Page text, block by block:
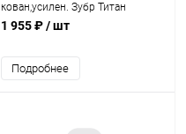
кован,усилен. Зубр Титан
1 955 ₽/ шт
Подробнее